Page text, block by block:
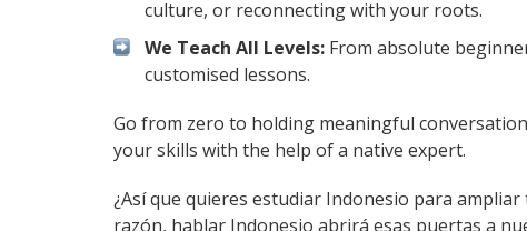
culture, or reconnecting with your roots.
We Teach All Levels: From absolute
customised lessons.
Go from zero to holding meaningful
your skills with the help of a native expert.
¿Así que quieres estudiar Indonesio para
razón, hablar Indonesio abrirá esas puertas a